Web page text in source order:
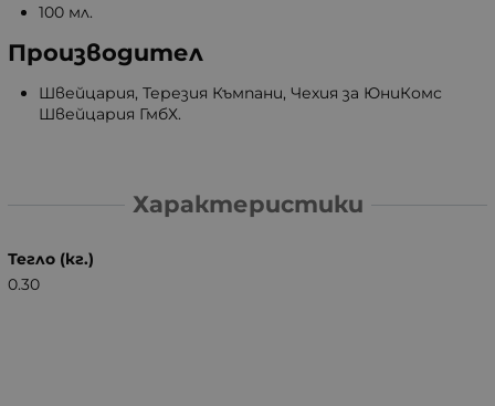
100 мл.
Производител
Швейцария, Терезия Къмпани, Чехия за ЮниКомс
Швейцария ГмбХ.
Характеристики
Тегло (кг.)
0.30